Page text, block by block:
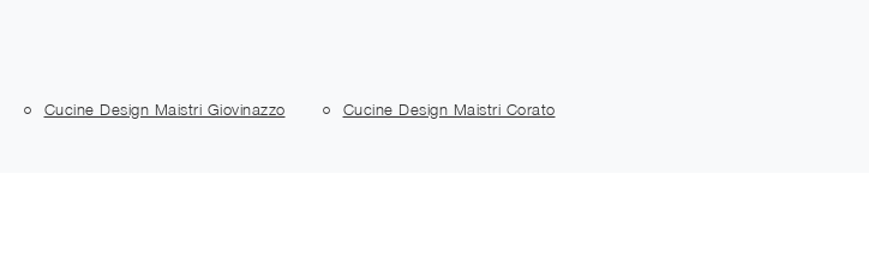
Cucine Design Maistri Giovinazzo Cucine Design Maistri Corato